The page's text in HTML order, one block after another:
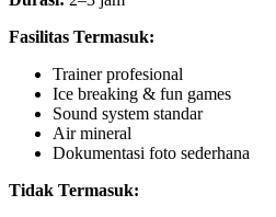
Fasilitas Termasuk:
Trainer profesional
Ice breaking & fun games
Sound system standar
Air mineral
Dokumentasi foto sederhana
Tidak Termasuk: